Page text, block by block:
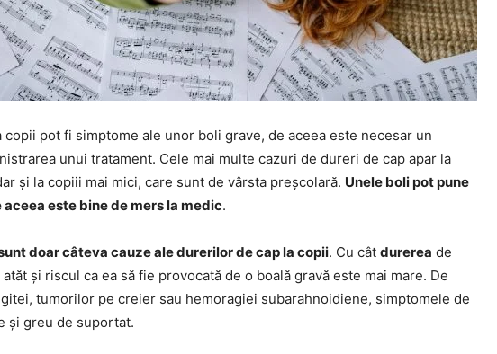
copii pot fi simptome ale unor boli grave, de aceea este necesar un
unui tratament. Cele mai multe cazuri de dureri de cap apar la
și la copiii mai mici, care sunt de vârsta preșcolară. Unele boli pot pune
este bine de mers la medic.
doar câteva cauze ale durerilor de cap la copii. Cu cât durerea de
și riscul ca ea să fie provocată de o boală gravă este mai mare. De
tumorilor pe creier sau hemoragiei subarahnoidiene, simptomele de
și greu de suportat.